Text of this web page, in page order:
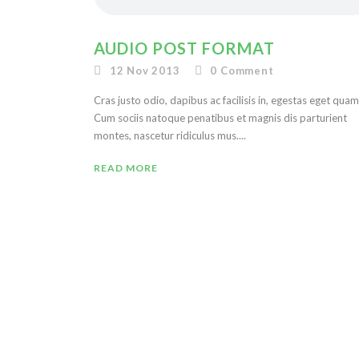
AUDIO POST FORMAT
12 Nov 2013 0 Comment
Cras justo odio, dapibus ac facilisis in, egestas eget
Cum sociis natoque penatibus et magnis dis parturient
montes, nascetur ridiculus mus....
READ MORE